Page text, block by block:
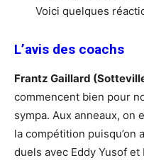
Voici quelques
L’avis des coachs
Frantz Gaillard
commencent bien pour
sympa. Aux anneaux, on
la compétition puisqu’on
duels avec Eddy Yusof et